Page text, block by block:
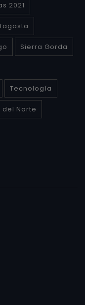
2021
Sierra Gorda
Tecnología
Norte